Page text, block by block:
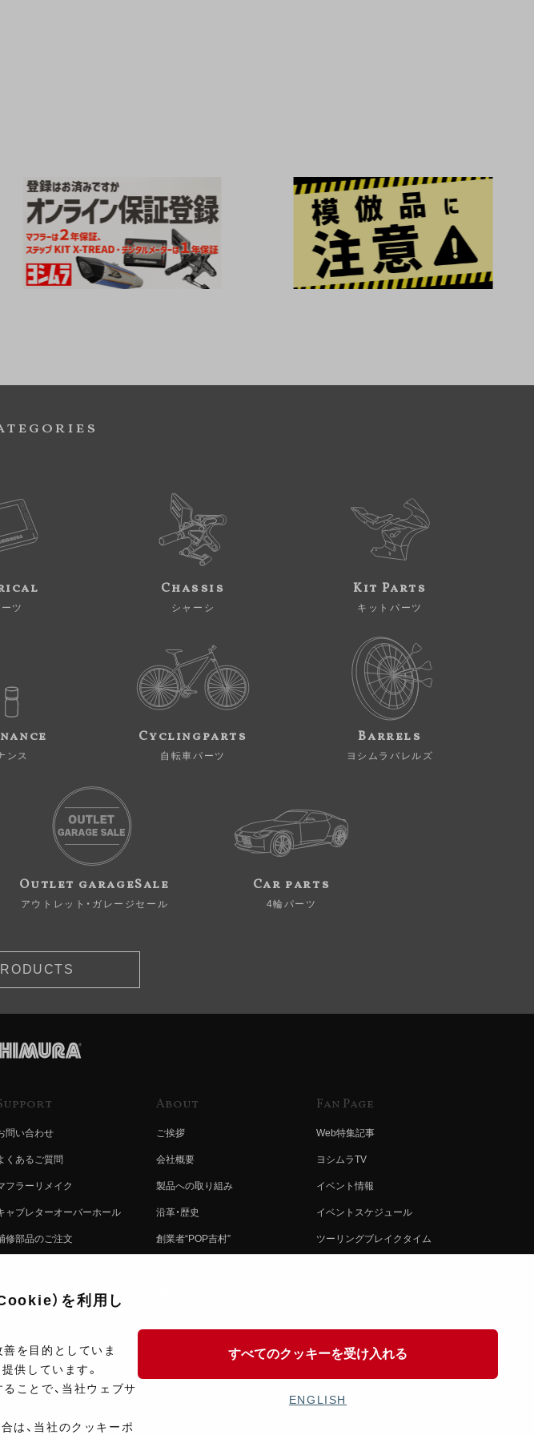
ツ
Chassis
シャーシ
Kit Parts
キットパーツ
ンス
Cyclingparts
自転車パーツ
Barrels
ヨシムラバレルズ
Outlet garageSale
アウトレット・ガレージセール
Car parts
4輪パーツ
問い合わせ
くあるご質問
フラーリメイク
ャブレターオーバーホール
修部品のご注文
製品に関する重要なお知らせ
イントについて
ョップ情報
品マニュアル検索
About
ご挨拶
会社概要
製品への取り組み
沿革・歴史
創業者“POP吉村”
Fan Page
Web特集記事
ヨシムラTV
イベント情報
イベントスケジュール
ツーリングブレイクタイム
）を利用し
を目的としていま
供しています。
ことで、当社ウェブサ
は、当社のクッキーポ
すべてのクッキーを受け入れる
ENGLISH